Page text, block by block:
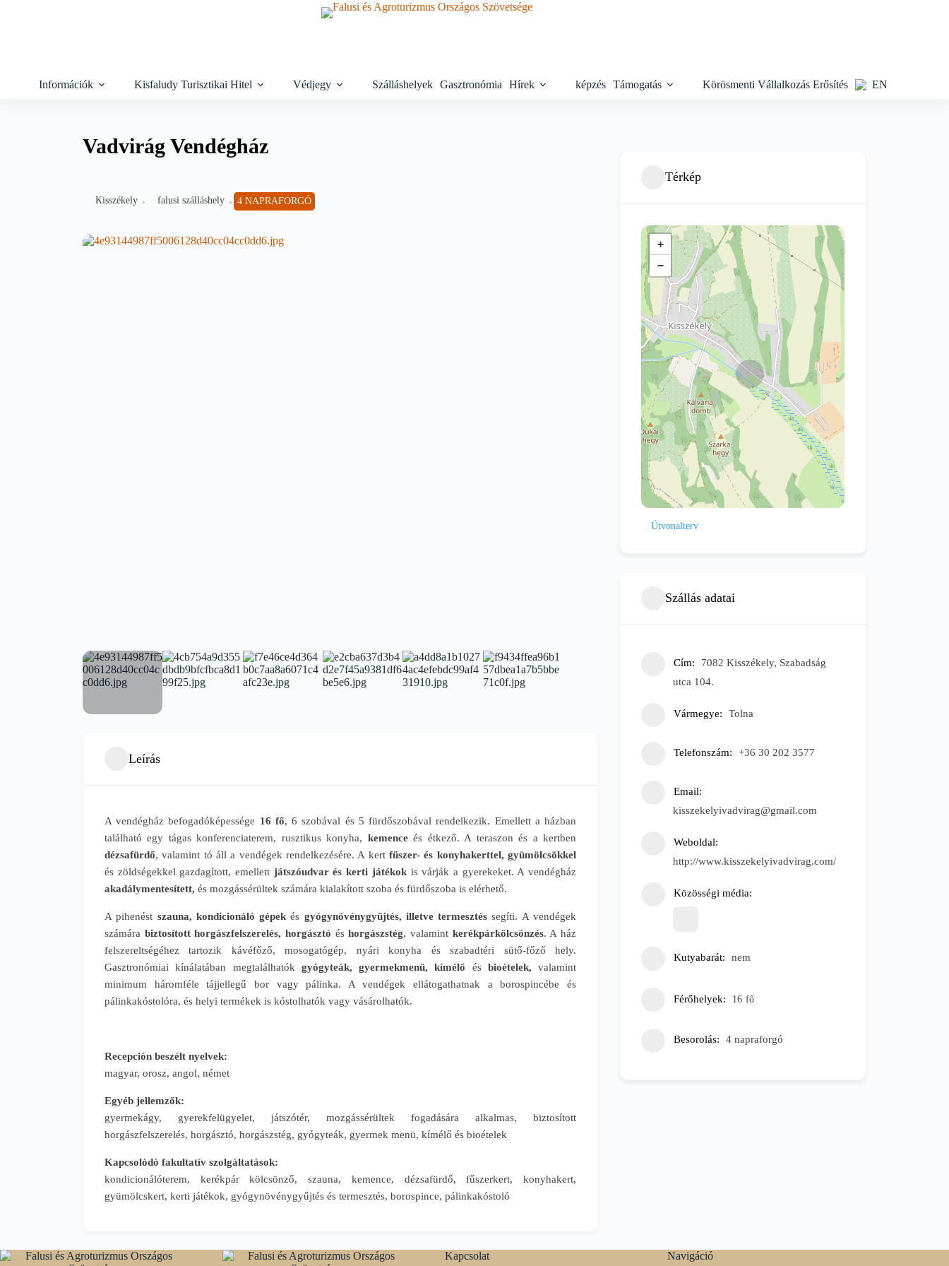
Információk Kisfaludy Turisztikai Hitel Védjegy Szálláshelyek Gasztronómia Hírek képzés Támogatás Körösmenti Vállalkozás Erősítés EN
Vadvirág Vendégház
Kisszékely falusi szálláshely 4 NAPRAFORGÓ
Leírás
A vendégház befogadóképessége 16 fő, 6 szobával és 5 fürdőszobával rendelkezik. Emellett a házban
található egy tágas konferenciaterem, rusztikus konyha, kemenceés étkező. A teraszon és a kertben
dézsafürdő, valamint tó áll a vendégek rendelkezésére. A kertfűszer- és konyhakerttel, gyümölcsökkel
és zöldségekkel gazdagított, emellett játszóudvar és kerti játékokis várják a gyerekeket. A vendégház
akadálymentesített, és mozgássérültek számára kialakított szoba és fürdőszoba is elérhető.
A pihenést szauna, kondicionáló gépek és gyógynövénygyűjtés, illetve termesztés segíti. A vendégek
számára biztosított horgászfelszerelés, horgásztó éshorgászstég, valamint kerékpárkölcsönzés. A ház
felszereltségéhez tartozik kávéfőző, mosogatógép, nyári konyha és szabadtéri sütő-főző hely.
Gasztronómiai kínálatában megtalálhatók gyógyteák, gyermekmenü, kímélő ésbioételek, valamint
minimum háromféle tájjellegű bor vagy pálinka. A vendégek ellátogathatnak a borospincébe és
pálinkakóstolóra, és helyi termékek is kóstolhatók vagy vásárolhatók.
Recepción beszélt nyelvek:
magyar, orosz, angol, német
Egyéb jellemzők:
gyermekágy, gyerekfelügyelet, játszótér, mozgássérültek fogadására alkalmas, biztosított
horgászfelszerelés, horgásztó, horgászstég, gyógyteák, gyermek menü, kímélő és bioételek
Kapcsolódó fakultatív szolgáltatások:
kondicionálóterem, kerékpár kölcsönző, szauna, kemence, dézsafürdő, fűszerkert, konyhakert,
gyümölcskert, kerti játékok, gyógynövénygyűjtés és termesztés, borospince, pálinkakóstoló
Térkép
+
−
Útvonalterv
Szállás adatai
Cím
7082 Kisszékely, Szabadság
utca 104.
Vármegye Tolna
Telefonszám +36 30 202 3577
Email
kisszekelyivadvirag@gmail.com
Weboldal
http://www.kisszekelyivadvirag.com/
Közösségi média
Kutyabarát nem
Férőhelyek 16 fő
Besorolás 4 napraforgó
Kapcsolat Navigáció